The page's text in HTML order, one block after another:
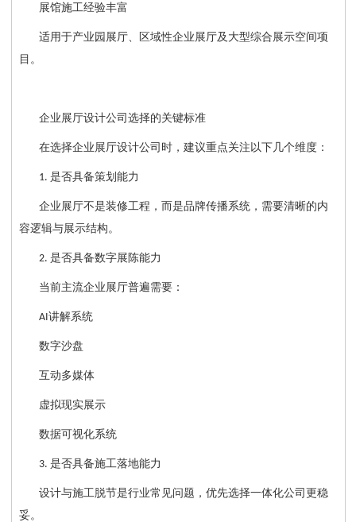
展馆施工经验丰富
适用于产业园展厅、区域性企业展厅及大型综合展示空间项
目。
企业展厅设计公司选择的关键标准
在选择企业展厅设计公司时，建议重点关注以下几个维度：
1. 是否具备策划能力
企业展厅不是装修工程，而是品牌传播系统，需要清晰的内
容逻辑与展示结构。
2. 是否具备数字展陈能力
当前主流企业展厅普遍需要：
AI 讲解系统
数字沙盘
互动多媒体
虚拟现实展示
数据可视化系统
3. 是否具备施工落地能力
设计与施工脱节是行业常见问题，优先选择一体化公司更稳
妥。